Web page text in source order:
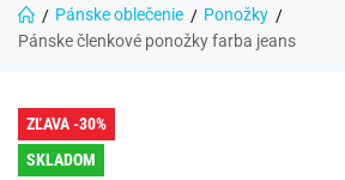
Pánske oblečenie
Ponožky
Pánske členkové ponožky farba jeans
ZĽAVA -30%
SKLADOM